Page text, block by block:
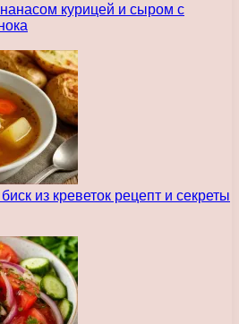
курицей и сыром с
из креветок рецепт и секреты